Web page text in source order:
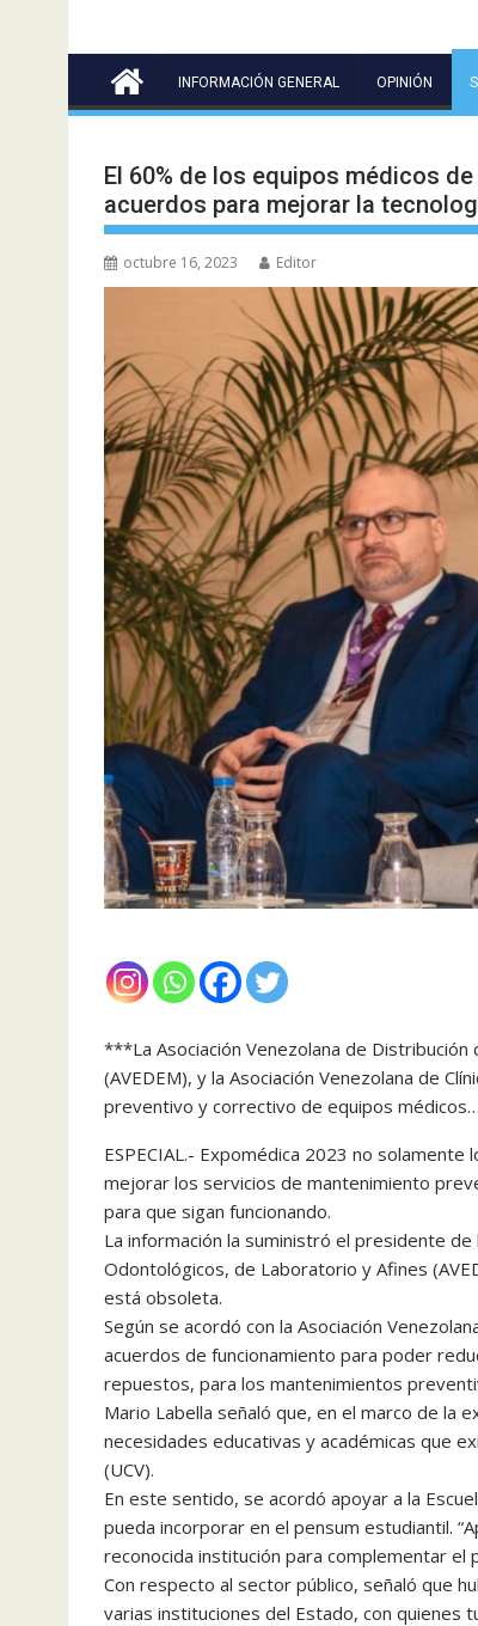
INFORMACIÓN GENERAL OPINIÓN
El 60% de los equipos médicos
acuerdos para mejorar la
octubre 16, 2023 Editor
***La Asociación Venezolana de
(AVEDEM), y la Asociación Venezolana de
preventivo y correctivo de equipos médicos…
ESPECIAL.- Expomédica 2023 no
mejorar los servicios de mantenimiento
para que sigan funcionando.
La información la suministró el presidente
Odontológicos, de Laboratorio y Afines
está obsoleta.
Según se acordó con la Asociación
acuerdos de funcionamiento para poder
repuestos, para los mantenimientos
Mario Labella señaló que, en el marco de la
necesidades educativas y académicas que
(UCV).
En este sentido, se acordó apoyar a la
pueda incorporar en el pensum estudiantil.
reconocida institución para complementar el
Con respecto al sector público, señaló que
varias instituciones del Estado, con